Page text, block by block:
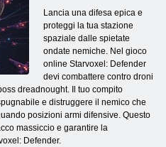
Lancia una difesa epica e
proteggi la tua stazione
spaziale dalle spietate
ondate nemiche. Nel gioco
online Starvoxel: Defender
devi combattere contro droni
dreadnought. Il tuo compito
e distruggere il nemico che
posizioni armi difensive. Questo
massiccio e garantire la
Defender.